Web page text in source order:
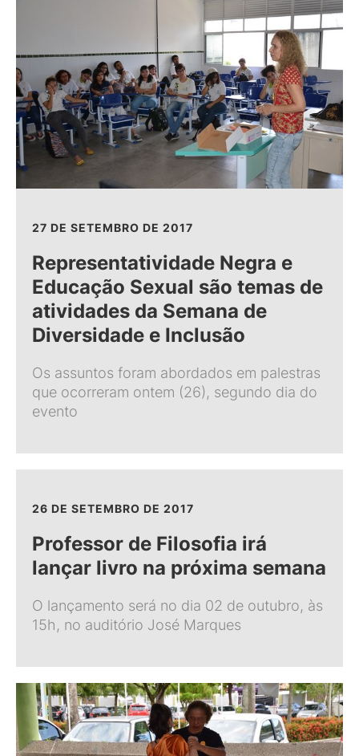
27 DE SETEMBRO DE 2017
Representatividade Negra e
Educação Sexual são temas de
atividades da Semana de
Diversidade e Inclusão
Os assuntos foram abordados em palestras
que ocorreram ontem (26), segundo dia do
evento
26 DE SETEMBRO DE 2017
Professor de Filosofia irá
lançar livro na próxima semana
O lançamento será no dia 02 de outubro, às
15h, no auditório José Marques